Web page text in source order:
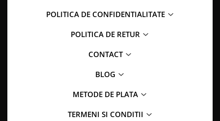
POLITICA DE CONFIDENTIALITATE
POLITICA DE RETUR
CONTACT
BLOG
METODE DE PLATA
TERMENI SI CONDITII